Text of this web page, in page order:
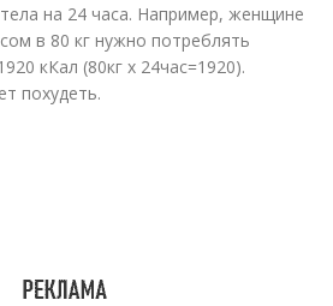
на 24 часа. Например, женщине
в 80 кг нужно потреблять
кКал (80кг х 24час=1920).
похудеть.